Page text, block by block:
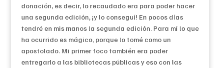
donación, es decir, lo recaudado era para poder hacer
una segunda edición, ¡y lo conseguí! En pocos días
tendré en mis manos la segunda edición. Para mí lo que
ha ocurrido es mágico, porque lo tomé como un
apostolado. Mi primer foco también era poder
entregarlo a las bibliotecas públicas y eso con las